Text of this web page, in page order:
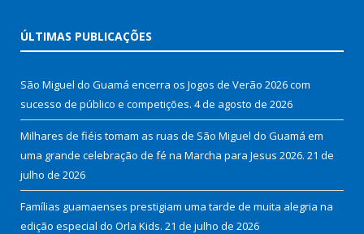
ÚLTIMAS PUBLICAÇÕES
São Miguel do Guamá encerra os Jogos de Verão 2026 com
sucesso de público e competições. 4 de agosto de 2026
Milhares de fiéis tomam as ruas de São Miguel do Guamá em
uma grande celebração de fé na Marcha para Jesus 2026. 21 de
julho de 2026
Famílias guamaenses prestigiam uma tarde de muita alegria na
edição especial do Orla Kids. 21 de julho de 2026